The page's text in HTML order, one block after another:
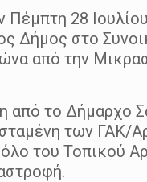
Πέμπτη 28
Δήμος στο
από την
το Δήμαρχο
των ΓΑΚ/
του Τοπικού